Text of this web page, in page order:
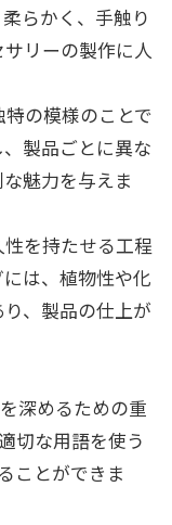
らかく、手触り
リーの製作に人
特の模様のことで
製品ごとに異な
魅力を与えま
を持たせる工程
は、植物性や化
、製品の仕上が
深めるための重
切な用語を使う
ことができま